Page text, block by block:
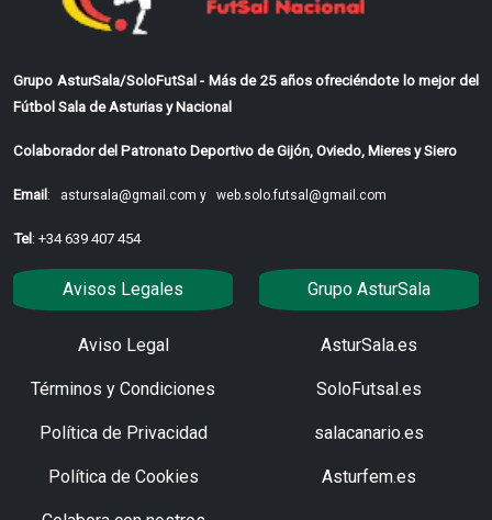
Grupo AsturSala/SoloFutSal - Más de 25 años ofreciéndote lo mejor del
Fútbol Sala de Asturias y Nacional
Colaborador del Patronato Deportivo de Gijón, Oviedo, Mieres y Siero
Email: astursala@gmail.com y web.solo.futsal@gmail.com
Tel: +34 639 407 454
Avisos Legales
Aviso Legal
Términos y Condiciones
Política de Privacidad
Política de Cookies
Grupo AsturSala
AsturSala.es
SoloFutsal.es
salacanario.es
Asturfem.es